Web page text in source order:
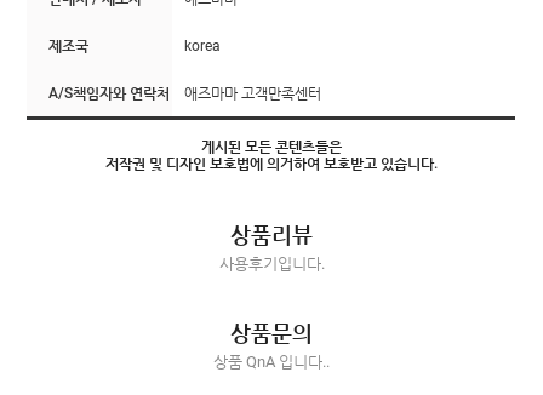
제조국 korea
A/S책임자와 연락처 애즈마마 고객만족센터
게시된 모든 콘텐츠들은
저작권 및 디자인 보호법에 의거하여 보호받고 있습니다.
상품리뷰
사용후기입니다.
상품문의
상품 QnA 입니다..